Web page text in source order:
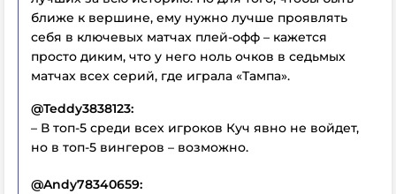
ближе к вершине, ему нужно лучше проявлять
себя в ключевых матчах плей-офф – кажется
просто диким, что у него ноль очков в седьмых
матчах всех серий, где играла «Тампа».
@Teddy3838123:
– В топ-5 среди всех игроков Куч явно не войдет,
но в топ-5 вингеров – возможно.
@Andy78340659: